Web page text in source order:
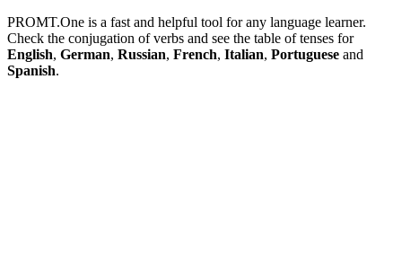
PROMT.One is a fast and helpful tool for any language learner.
Check the conjugation of verbs and see the table of tenses for
English, German, Russian, French, Italian, Portuguese and
Spanish.